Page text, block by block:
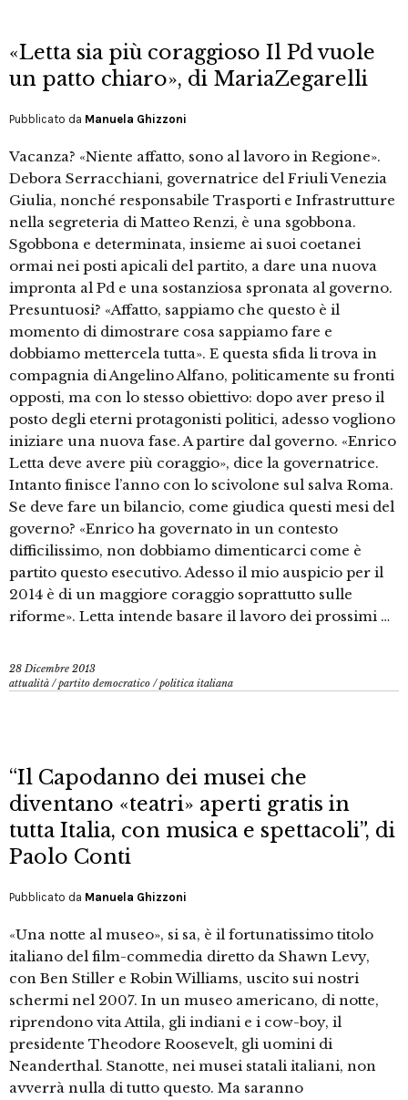
«Letta sia più coraggioso Il Pd vuole
un patto chiaro», di MariaZegarelli
Pubblicato da Manuela Ghizzoni
Vacanza? «Niente affatto, sono al lavoro in Regione».
Debora Serracchiani, governatrice del Friuli Venezia
Giulia, nonché responsabile Trasporti e Infrastrutture
nella segreteria di Matteo Renzi, è una sgobbona.
Sgobbona e determinata, insieme ai suoi coetanei
ormai nei posti apicali del partito, a dare una nuova
impronta al Pd e una sostanziosa spronata al governo.
Presuntuosi? «Affatto, sappiamo che questo è il
momento di dimostrare cosa sappiamo fare e
dobbiamo mettercela tutta». E questa sfida li trova in
compagnia di Angelino Alfano, politicamente su fronti
opposti, ma con lo stesso obiettivo: dopo aver preso il
posto degli eterni protagonisti politici, adesso vogliono
iniziare una nuova fase. A partire dal governo. «Enrico
Letta deve avere più coraggio», dice la governatrice.
Intanto finisce l’anno con lo scivolone sul salva Roma.
Se deve fare un bilancio, come giudica questi mesi del
governo? «Enrico ha governato in un contesto
difficilissimo, non dobbiamo dimenticarci come è
partito questo esecutivo. Adesso il mio auspicio per il
2014 è di un maggiore coraggio soprattutto sulle
riforme». Letta intende basare il lavoro dei prossimi …
28 Dicembre 2013
attualità /partito democratico /politica italiana
“Il Capodanno dei musei che
diventano «teatri» aperti gratis in
tutta Italia, con musica e spettacoli”, di
Paolo Conti
Pubblicato da Manuela Ghizzoni
«Una notte al museo», si sa, è il fortunatissimo titolo
italiano del film-commedia diretto da Shawn Levy,
con Ben Stiller e Robin Williams, uscito sui nostri
schermi nel 2007. In un museo americano, di notte,
riprendono vita Attila, gli indiani e i cow-boy, il
presidente Theodore Roosevelt, gli uomini di
Neanderthal. Stanotte, nei musei statali italiani, non
avverrà nulla di tutto questo. Ma saranno